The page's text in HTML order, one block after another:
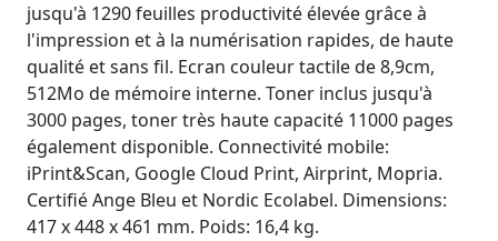
jusqu'à 1290 feuilles productivité élevée grâce à
l'impression et à la numérisation rapides, de haute
qualité et sans fil. Ecran couleur tactile de 8,9cm,
512Mo de mémoire interne. Toner inclus jusqu'à
3000 pages, toner très haute capacité 11000 pages
également disponible. Connectivité mobile:
iPrint&Scan, Google Cloud Print, Airprint, Mopria.
Certifié Ange Bleu et Nordic Ecolabel. Dimensions:
417 x 448 x 461 mm. Poids: 16,4 kg.